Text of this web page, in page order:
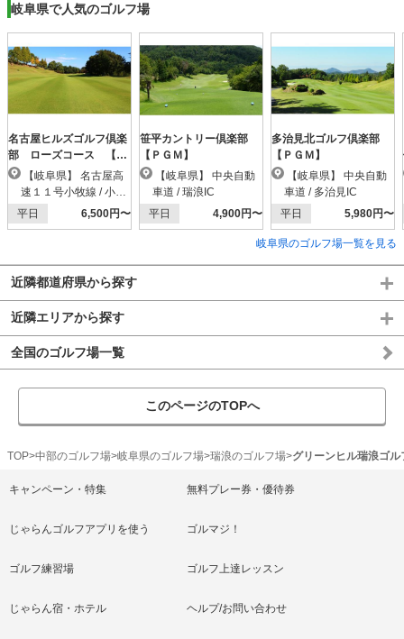
岐阜県で人気のゴルフ場
名古屋ヒルズゴルフ倶楽
部 ローズコース 【Ｐ
ＧＭ】
速１１号小牧線 / 小牧
北IC
平日 6,500円〜
笹平カントリー倶楽部
【ＰＧＭ】
車道 / 瑞浪IC
平日
4,900円〜
多治見北ゴルフ倶楽部
【ＰＧＭ】
車道 / 多治見IC
平日
5,980円〜
岐阜県のゴルフ場一覧を見る
近隣都道府県から探す
近隣エリアから探す
全国のゴルフ場一覧
このページのTOPへ
TOP 中部のゴルフ場 岐阜県のゴルフ場 瑞浪のゴルフ場 グリーンヒル瑞浪ゴル
キャンペーン・特集 無料プレー券・優待券
じゃらんゴルフアプリを使う ゴルマジ！
ゴルフ練習場 ゴルフ上達レッスン
じゃらん宿・ホテル ヘルプ/お問い合わせ